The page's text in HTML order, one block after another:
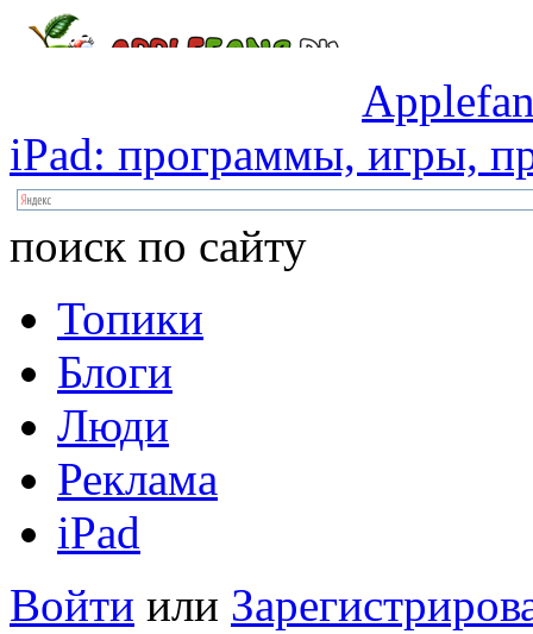
iPad: программы, игры,
поиск по сайту
Топики
Блоги
Люди
Реклама
iPad
Войти или